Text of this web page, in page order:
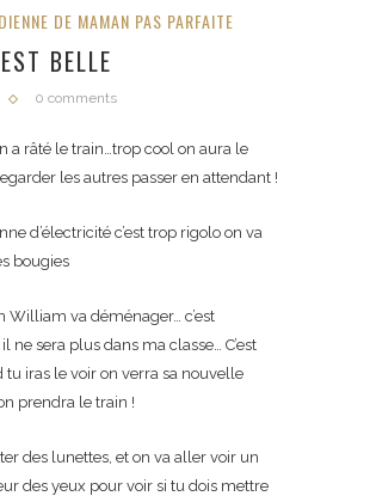
DE MAMAN PAS PARFAITE
BELLE
0 comments
a râté le train…trop cool on aura le
les autres passer en attendant !
d’électricité c’est trop rigolo on va
bougies
William va déménager… c’est
ne sera plus dans ma classe… C’est
tu iras le voir on verra sa nouvelle
prendra le train !
des lunettes, et on va aller voir un
des yeux pour voir si tu dois mettre